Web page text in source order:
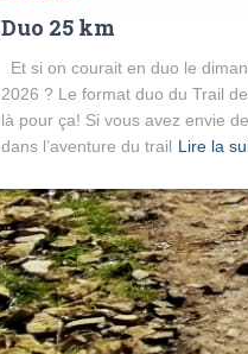
Duo 25 km
Et si on courait en duo le
2026 ? Le format duo du Trail
là pour ça! Si vous avez envie
dans l’aventure du trail Lire la